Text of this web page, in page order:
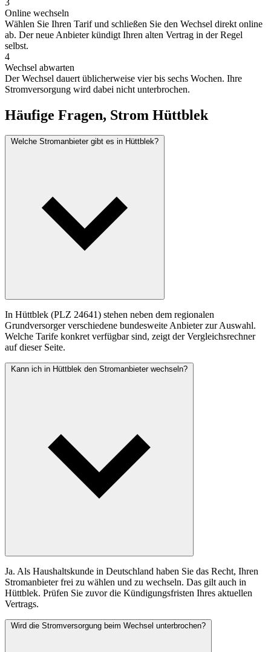
Online wechseln
Wählen Sie Ihren Tarif und schließen Sie den Wechsel direkt online
ab. Der neue Anbieter kündigt Ihren alten Vertrag in der Regel
selbst.
4
Wechsel abwarten
Der Wechsel dauert üblicherweise vier bis sechs Wochen. Ihre
Stromversorgung wird dabei nicht unterbrochen.
Häufige Fragen, Strom Hüttblek
Welche Stromanbieter gibt es in Hüttblek?
In Hüttblek (PLZ 24641) stehen neben dem regionalen
Grundversorger verschiedene bundesweite Anbieter zur Auswahl.
Welche Tarife konkret verfügbar sind, zeigt der Vergleichsrechner
auf dieser Seite.
Kann ich in Hüttblek den Stromanbieter wechseln?
Ja. Als Haushaltskunde in Deutschland haben Sie das Recht, Ihren
Stromanbieter frei zu wählen und zu wechseln. Das gilt auch in
Hüttblek. Prüfen Sie zuvor die Kündigungsfristen Ihres aktuellen
Vertrags.
Wird die Stromversorgung beim Wechsel unterbrochen?